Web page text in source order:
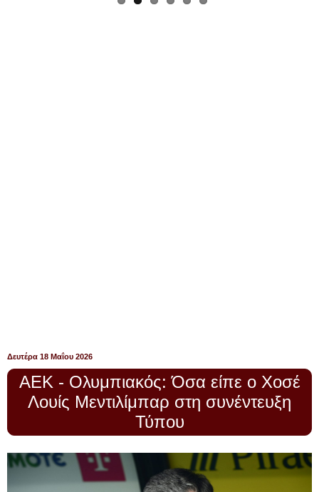
Δευτέρα 18 Μαΐου 2026
ΑΕΚ - Ολυμπιακός: Όσα είπε ο Χοσέ
Λουίς Μεντιλίμπαρ στη συνέντευξη
Τύπου